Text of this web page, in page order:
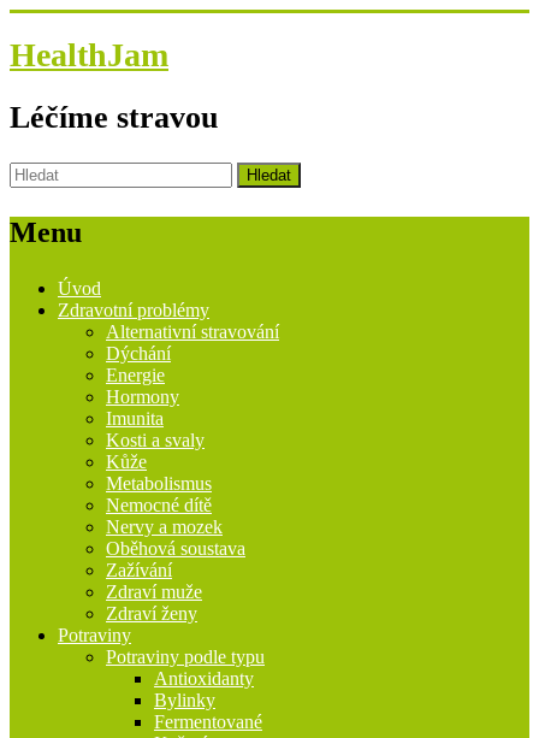
HealthJam
Léčíme stravou
Menu
Úvod
Zdravotní problémy
Alternativní stravování
Dýchání
Energie
Hormony
Imunita
Kosti a svaly
Kůže
Metabolismus
Nemocné dítě
Nervy a mozek
Oběhová soustava
Zažívání
Zdraví muže
Zdraví ženy
Potraviny
Potraviny podle typu
Antioxidanty
Bylinky
Fermentované